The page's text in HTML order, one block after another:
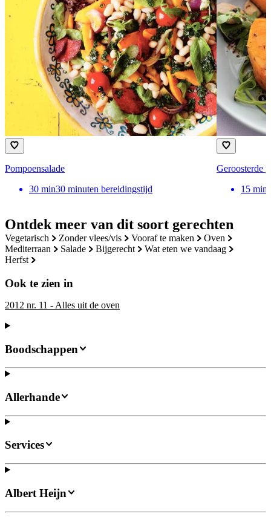
Ontdek meer van dit soort gerechten
vegetarisch zonder vlees/vis vooraf te maken
oven
mediterraan
salade bijgerecht
wat eten we vandaag
herfst
Ook te zien in
2012 nr. 11 - Alles uit de oven
Pompoensalade
30 min30 minuten bereidingstijd
Geroosterde
15 min
Boodschappen
Allerhande
Services
Albert Heijn